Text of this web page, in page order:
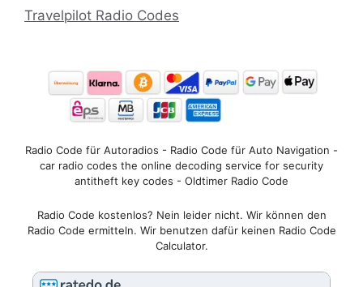
Travelpilot Radio Codes
Radio Code für Autoradios - Radio Code für Auto Navigation -
car radio codes the online decoding service for security
antitheft key codes - Oldtimer Radio Code
Radio Code kostenlos? Nein leider nicht. Wir können den
Radio Code ermitteln. Wir benutzen dafür keinen Radio Code
Calculator.